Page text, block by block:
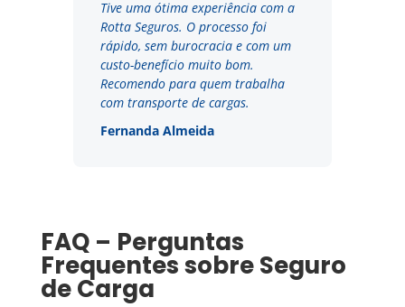
Tive uma ótima experiência com a
Rotta Seguros. O processo foi
rápido, sem burocracia e com um
custo-benefício muito bom.
Recomendo para quem trabalha
com transporte de cargas.
Fernanda Almeida
FAQ – Perguntas
Frequentes sobre Seguro
de Carga